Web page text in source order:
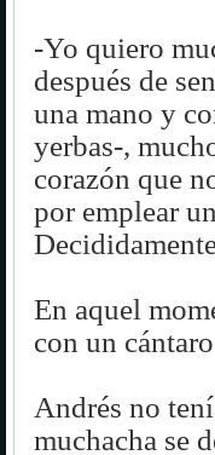
-Yo quiero
después de
una mano y
yerbas-,
corazón que
por emplear
En aquel
con un
Andrés no
muchacha se